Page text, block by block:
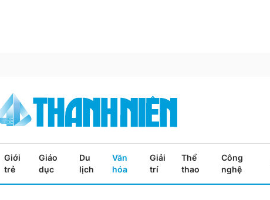
Giới
trẻ
Giáo
dục
Du
lịch
Văn
hóa
Giải
trí
Thể
thao
Công
nghệ